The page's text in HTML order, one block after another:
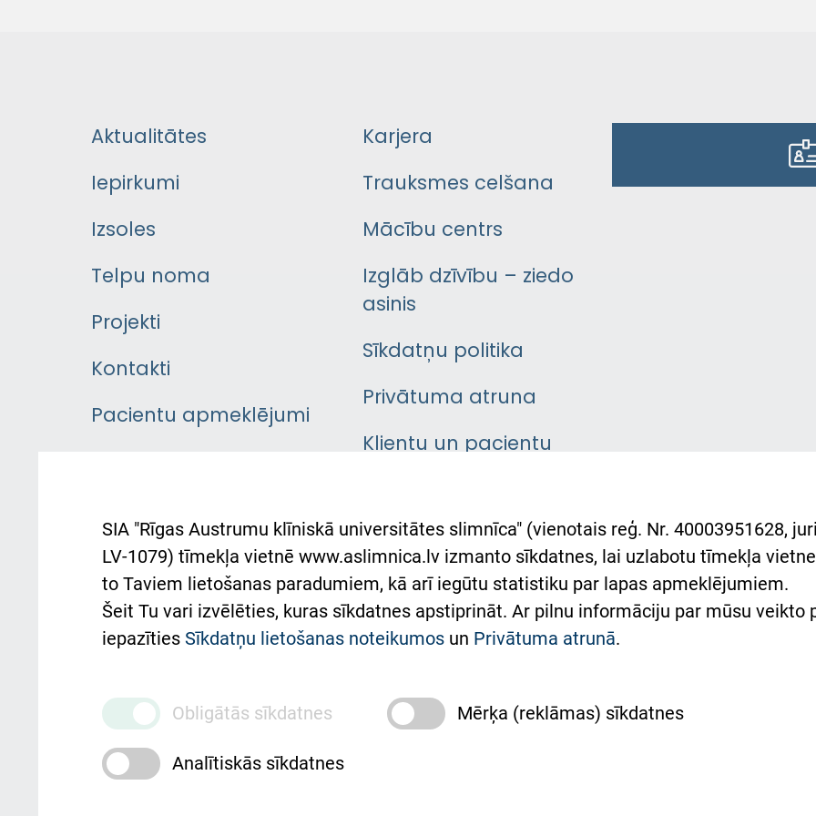
Aktualitātes
Iepirkumi
Izsoles
Telpu noma
Projekti
Kontakti
Pacientu apmeklējumi
Pacienta
atsauksmju/sūdzību
iesniegšanas kārtība
Kā pie mums nokļūt
ceļvedis
Rekvizīti un ārstniecības
Karjera
Trauksmes celšana
Mācību centrs
Izglāb dzīvību – ziedo
asinis
Sīkdatņu politika
Privātuma atruna
Klientu un pacientu
Austrumu slimnīcas
atbalsts Ukrainai
Підтримка Східної лікарні
та співпраця з Україною
SIA "Rīgas Austrumu klīniskā universitātes slimnīca" (vienotais reģ. Nr. 40003951628,
LV-1079) tīmekļa vietnē www.aslimnica.lv izmanto sīkdatnes, lai uzlabotu tīmekļa
to Taviem lietošanas paradumiem, kā arī iegūtu statistiku par lapas apmeklējumiem.
Šeit Tu vari izvēlēties, kuras sīkdatnes apstiprināt. Ar pilnu informāciju par mūsu veikto
iepazīties Sīkdatņu lietošanas noteikumos un Privātuma atrunā.
Obligātās sīkdatnes Mērķa (reklāmas) sīkdatnes
Analītiskās sīkdatnes